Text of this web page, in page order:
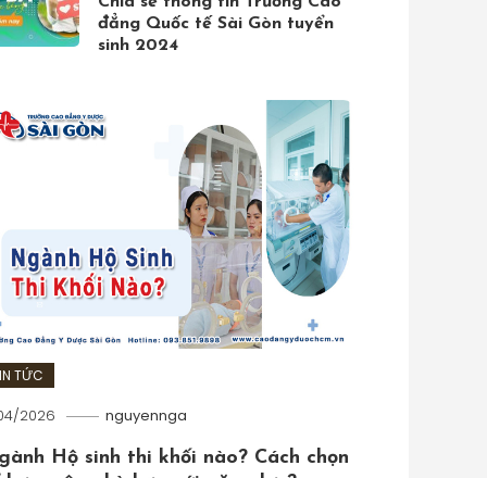
đẳng Quốc tế Sài Gòn tuyển
sinh 2024
TỨC
2026 nguyennga
Hộ sinh thi khối nào? Cách chọn